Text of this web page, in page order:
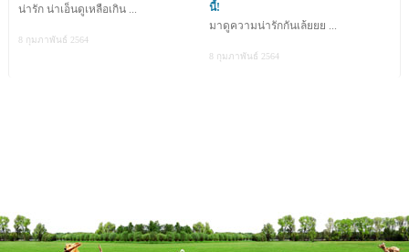
น่ารัก น่าเอ็นดูเหลือเกิน ...
8 กุมภาพันธ์ 2564
นี้!
มาดูความน่ารักกันเล้ยยย ...
8 กุมภาพันธ์ 2564